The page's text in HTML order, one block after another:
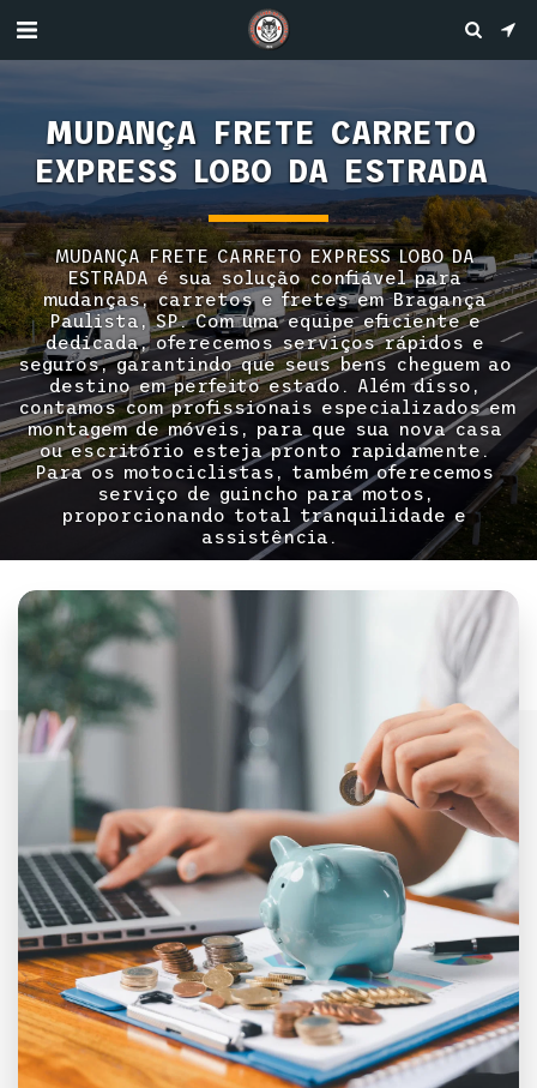
MUDANÇA FRETE CARRETO
EXPRESS LOBO DA ESTRADA
MUDANÇA FRETE CARRETO EXPRESS LOBO DA
ESTRADA é sua solução confiável para
mudanças, carretos e fretes em Bragança
Paulista, SP. Com uma equipe eficiente e
dedicada, oferecemos serviços rápidos e
seguros, garantindo que seus bens cheguem ao
destino em perfeito estado. Além disso,
contamos com profissionais especializados em
montagem de móveis, para que sua nova casa
ou escritório esteja pronto rapidamente.
Para os motociclistas, também oferecemos
serviço de guincho para motos,
proporcionando total tranquilidade e
assistência.